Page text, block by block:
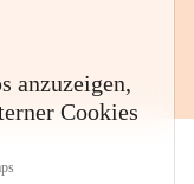
anzuzeigen,
Cookies